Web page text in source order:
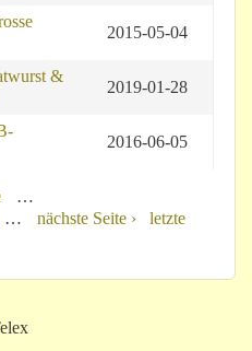
2015-05-04
&
2019-01-28
2016-06-05
…
… nächste Seite ›
letzte